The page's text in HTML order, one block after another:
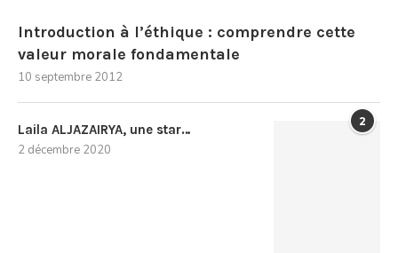
Introduction à l’éthique : comprendre cette
valeur morale fondamentale
10 septembre 2012
2
Laila ALJAZAIRYA, une star…
2 décembre 2020